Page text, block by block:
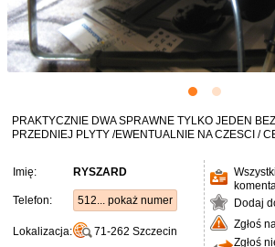
PRAKTYCZNIE DWA SPRAWNE TYLKO JEDEN BEZ
PRZEDNIEJ PLYTY /EWENTUALNIE NA CZESCI /
Imię: RYSZARD
Telefon: 512... pokaż numer
Lokalizacja: 71-262 Szczecin
Dodaj
Zgłoś
Zgłoś